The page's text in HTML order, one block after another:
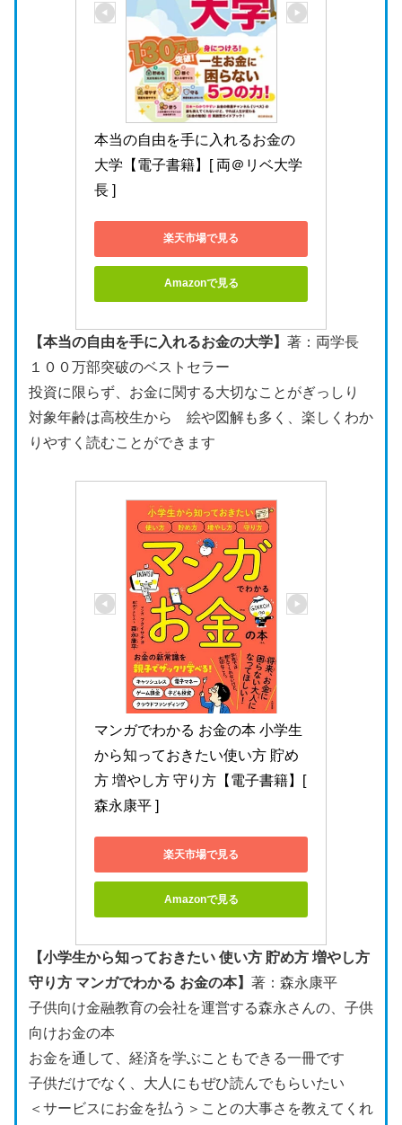
本当の自由を手に入れるお金の
大学【電子書籍】[ 両＠リベ大学
長 ]
楽天市場で見る
Amazonで見る
【本当の自由を手に入れるお金の大学】 著：両学長
１００万部突破のベストセラー
投資に限らず、お金に関する大切なことがぎっしり
対象年齢は高校生から 絵や図解も多く、楽しくわか
りやすく読むことができます
マンガでわかる お金の本 小学生
から知っておきたい使い方 貯め
方 増やし方 守り方【電子書籍】[
森永康平 ]
楽天市場で見る
Amazonで見る
【小学生から知っておきたい 使い方 貯め方 増やし方
守り方 マンガでわかる お金の本】 著：森永康平
子供向け金融教育の会社を運営する森永さんの、子供
向けお金の本
お金を通して、経済を学ぶこともできる一冊です
子供だけでなく、大人にもぜひ読んでもらいたい
＜サービスにお金を払う＞ことの大事さを教えてくれ